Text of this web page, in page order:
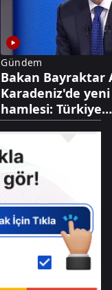
Gündem
Bakan Bayraktar
Karadeniz'de
hamlesi: Türkiye
Bulgaristan'da